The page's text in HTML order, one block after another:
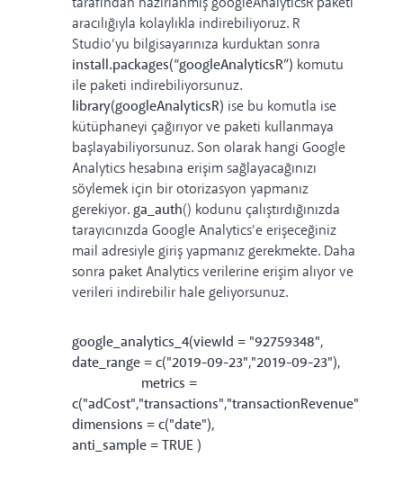
aracılığıyla kolaylıkla indirebiliyoruz. R
Studio’yu bilgisayarınıza kurduktan sonra
install.packages(“googleAnalyticsR”) komutu
ile paketi indirebiliyorsunuz.
library(googleAnalyticsR) ise bu komutla ise
kütüphaneyi çağırıyor ve paketi kullanmaya
başlayabiliyorsunuz. Son olarak hangi Google
Analytics hesabına erişim sağlayacağınızı
söylemek için bir otorizasyon yapmanız
gerekiyor.ga_auth() kodunu çalıştırdığınızda
tarayıcınızda Google Analytics’e erişeceğiniz
mail adresiyle giriş yapmanız gerekmekte. Daha
sonra paket Analytics verilerine erişim alıyor ve
verileri indirebilir hale geliyorsunuz.
google_analytics_4(viewId = "92759348",
date_range = c("2019-09-23","2019-09-23"),
metrics =
c("adCost","transactions","transactionRevenue"),
dimensions = c("date"),
anti_sample = TRUE )